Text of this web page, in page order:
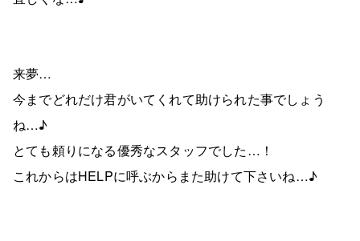
来夢…
今までどれだけ君がいてくれて助けられた事でしょう
ね…♪
とても頼りになる優秀なスタッフでした…！
これからはHELPに呼ぶからまた助けて下さいね…♪